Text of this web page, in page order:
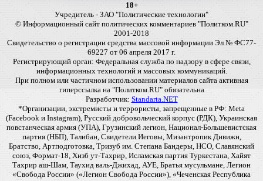
18+
Учредитель - ЗАО "Политические технологии"
© Информационный сайт политических комментариев "Политком.RU"
2001-2018
Свидетельство о регистрации средства массовой информации Эл № ФС77-
69227 от 06 апреля 2017 г.
Регистрирующий орган: Федеральная служба по надзору в сфере связи,
информационных технологий и массовых коммуникаций.
При полном или частичном использовании материалов сайта активная
гиперссылка на "Политком.RU" обязательна
Разработчик: Standarta.NET
*Организации, экстремисты и террористы, запрещенные в РФ: Meta
(Facebook и Instagram), Русский добровольческий корпус (РДК), Украинская
повстанческая армия (УПА), Грузинский легион, Национал-Большевистская
партия (НБП), Талибан, Свидетели Иеговы, Мизантропик Дивижн,
Братство, Артподготовка, Тризуб им. Степана Бандеры, НСО, Славянский
союз, Формат-18, Хизб ут-Тахрир, Исламская партия Туркестана, Хайят
Тахрир аш-Шам, Таухид валь-Джихад, АУЕ, Братья мусульмане, Легион
«Свобода России» («Легион Свобода России»), «Чеченская Республика